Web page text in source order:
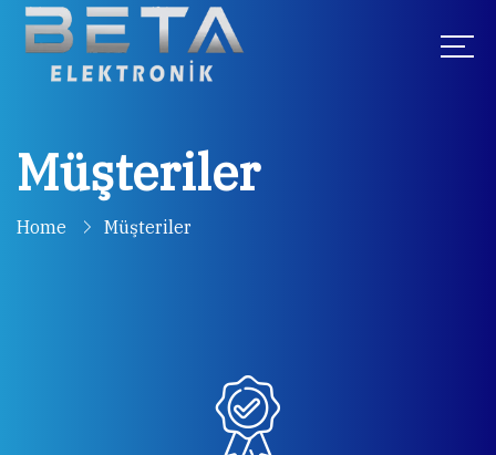
Müşteriler
Home Müşteriler